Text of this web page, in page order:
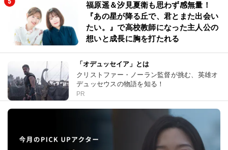
福原遥＆汐見夏衛も思わず感無量！
『あの星が降る丘で、君とまた出会い
たい。』で高校教師になった主人公の
想いと成長に胸を打たれる
「オデュッセイア」とは
クリストファー・ノーラン監督が挑む、英雄オ
デュッセウスの物語を知る！
PR